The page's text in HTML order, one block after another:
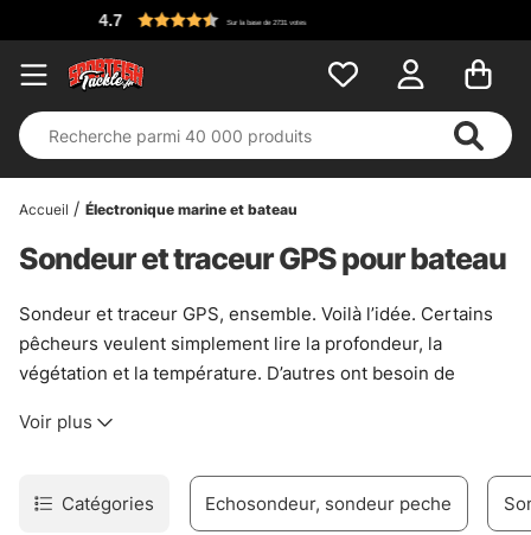
Accueil Électronique marine et bateau
Sondeur et traceur GPS pour bateau
Sondeur et traceur GPS, ensemble. Voilà l’idée. Certains
pêcheurs veulent simplement lire la profondeur, la
végétation et la température. D’autres ont besoin de
poste. Dans cette catégorie, les deux mondes se
Vous trouverez ici des combinaisons qui réunissent un
sondeur et un traceur dans le même boîtier, pour garder le
Voir plus
Catégories Echosondeur, sondeur peche